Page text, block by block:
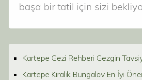
başa bir tatil için sizi
Kartepe Gezi Rehberi Gezgin
Kartepe Kiralık Bungalov En İyi